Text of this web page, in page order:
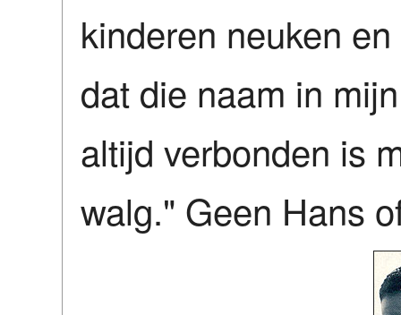
kinderen neuken
dat die naam in
altijd verbonden is
walg." Geen Hans